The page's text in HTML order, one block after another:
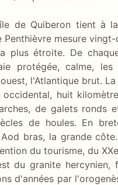
de Quiberon tient à
Penthièvre mesure
plus étroite. De
protégée, calme, les
l'Atlantique brut.
huit
de galets ronds
de houles. En
bras, la grande
du tourisme, du
du granite
d'années par